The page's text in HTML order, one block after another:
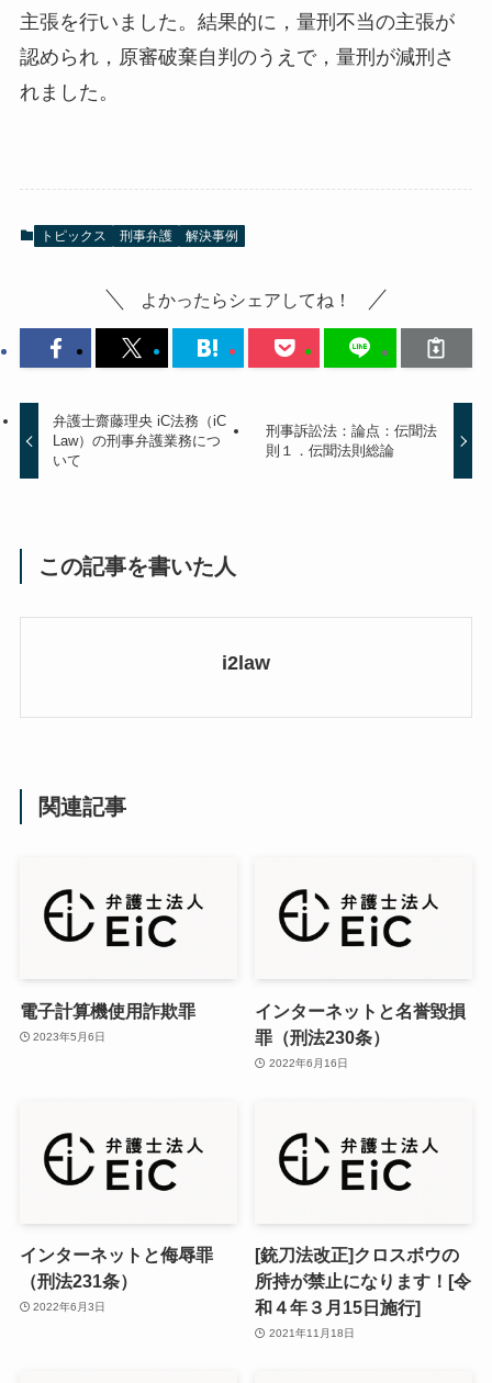
主張を行いました。結果的に，量刑不当の主張が
認められ，原審破棄自判のうえで，量刑が減刑さ
れました。
トピックス 刑事弁護 解決事例
よかったらシェアしてね！
弁護士齋藤理央 iC法務（iC
Law）の刑事弁護業務につ
いて
刑事訴訟法：論点：伝聞法
則１．伝聞法則総論
この記事を書いた人
i2law
関連記事
電子計算機使用詐欺罪
2023年5月6日
インターネットと名誉毀損
罪（刑法230条）
2022年6月16日
インターネットと侮辱罪
（刑法231条）
2022年6月3日
[銃刀法改正]クロスボウの
所持が禁止になります！[令
和４年３月15日施行]
2021年11月18日